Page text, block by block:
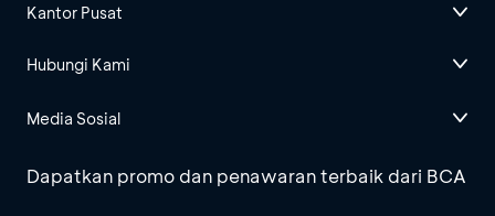
Kantor Pusat
Hubungi Kami
Media Sosial
Dapatkan promo dan penawaran terbaik dari BCA